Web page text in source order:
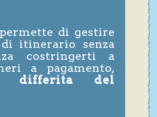
di gestire
itinerario senza
costringerti a
a pagamento,
differita del